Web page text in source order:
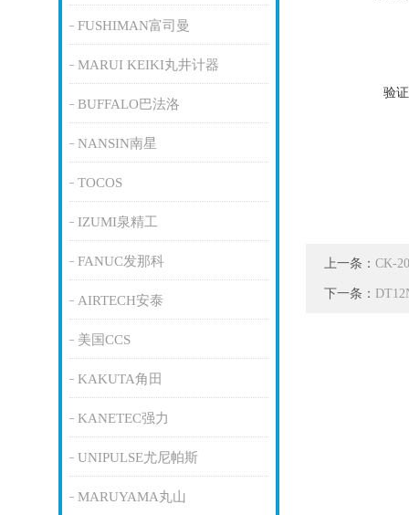
FUSHIMAN富司曼
MARUI KEIKI丸井计器
BUFFALO巴法洛
NANSIN南星
TOCOS
IZUMI泉精工
FANUC发那科
AIRTECH安泰
美国CCS
KAKUTA角田
KANETEC强力
UNIPULSE尤尼帕斯
MARUYAMA丸山
验
上一条： CK-
下一条：